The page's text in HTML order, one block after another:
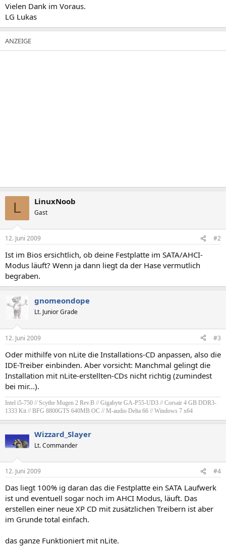
Vielen Dank im Voraus.
LG Lukas
L LinuxNoob
Gast
12. Juni 2009 #2
Ist im Bios ersichtlich, ob deine Festplatte im SATA/AHCI-
Modus läuft? Wenn ja dann liegt da der Hase vermutlich
begraben.
gnomeondope
Lt. Junior Grade
12. Juni 2009 #3
Oder mithilfe von nLite die Installations-CD anpassen, also die
IDE-Treiber einbinden. Aber vorsicht: Manchmal gelingt die
Installation mit nLite-erstellten-CDs nicht richtig (zumindest
bei mir...).
Intel i5-750 // Scythe Mugen 2 Rev.B // Gigabyte GA-P55-UD3 // Corsair 4 GB DDR3-
1333 Kit // BFG 8800GTS 640MB OC // M-audio Delta 66 // Windows 7 x64
Wizzard_Slayer
Lt. Commander
12. Juni 2009 #4
Das liegt 100% ig daran das die Festplatte ein SATA Laufwerk
ist und eventuell sogar noch im AHCI Modus, läuft. Das
erstellen einer neue XP CD mit zusätzlichen Treibern ist aber
im Grunde total einfach.
das ganze Funktioniert mit nLite.